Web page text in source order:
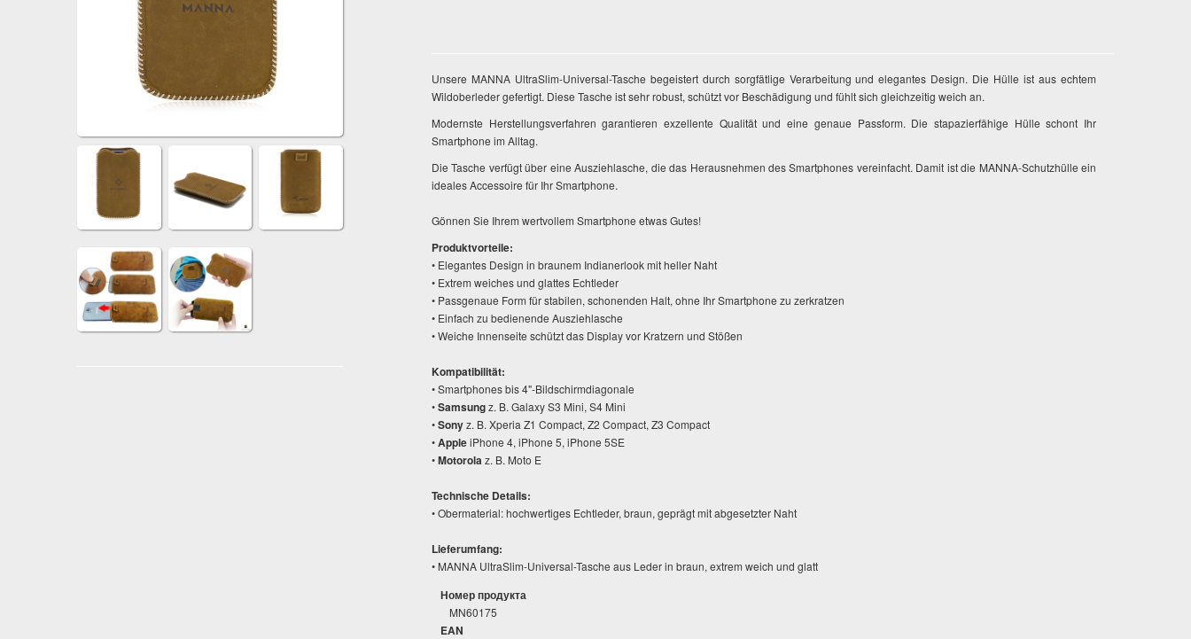
Unsere MANNA UltraSlim-Universal-Tasche begeistert durch sorgfätlige Verarbeitung und elegantes Design. Die Hülle ist aus echtem
Wildoberleder gefertigt. Diese Tasche ist sehr robust, schützt vor Beschädigung und fühlt sich gleichzeitig weich an.
Modernste Herstellungsverfahren garantieren exzellente Qualität und eine genaue Passform. Die stapazierfähige Hülle schont Ihr
Smartphone im Alltag.
Die Tasche verfügt über eine Ausziehlasche, die das Herausnehmen des Smartphones vereinfacht. Damit ist die MANNA-Schutzhülle ein
ideales Accessoire für Ihr Smartphone.
Gönnen Sie Ihrem wertvollem Smartphone etwas Gutes!
Produktvorteile:
• Elegantes Design in braunem Indianerlook mit heller Naht
• Extrem weiches und glattes Echtleder
• Passgenaue Form für stabilen, schonenden Halt, ohne Ihr Smartphone zu zerkratzen
• Einfach zu bedienende Ausziehlasche
• Weiche Innenseite schützt das Display vor Kratzern und Stößen
Kompatibilität:
• Smartphones bis 4"-Bildschirmdiagonale
•Samsungz. B. Galaxy S3 Mini, S4 Mini
•Sonyz. B. Xperia Z1 Compact, Z2 Compact, Z3 Compact
•AppleiPhone 4, iPhone 5, iPhone 5SE
•Motorolaz. B. Moto E
Technische Details:
• Obermaterial: hochwertiges Echtleder, braun, geprägt mit abgesetzter Naht
Lieferumfang:
• MANNA UltraSlim-Universal-Tasche aus Leder in braun, extrem weich und glatt
Номер продукта
MN60175
EAN